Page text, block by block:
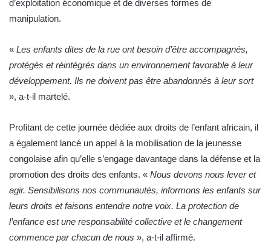
d’exploitation économique et de diverses formes de
manipulation.
« Les enfants dites de la rue ont besoin d’être accompagnés,
protégés et réintégrés dans un environnement favorable à leur
développement. Ils ne doivent pas être abandonnés à leur sort
», a-t-il martelé.
Profitant de cette journée dédiée aux droits de l’enfant africain, il
a également lancé un appel à la mobilisation de la jeunesse
congolaise afin qu’elle s’engage davantage dans la défense et la
promotion des droits des enfants. « Nous devons nous lever et
agir. Sensibilisons nos communautés, informons les enfants sur
leurs droits et faisons entendre notre voix. La protection de
l’enfance est une responsabilité collective et le changement
commence par chacun de nous », a-t-il affirmé.